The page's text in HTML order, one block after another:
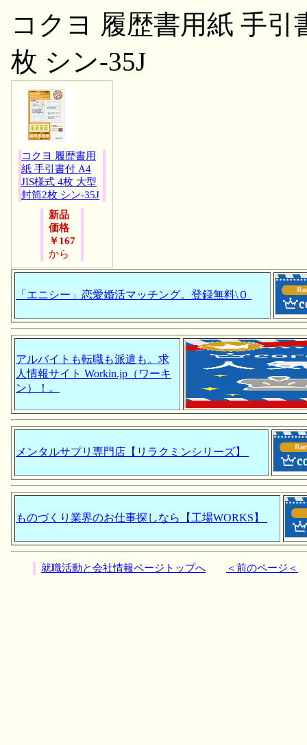
コクヨ 履歴書用紙 手引
枚 シン-35J
コクヨ 履歴書用
紙 手引書付 A4
JIS様式 4枚 大型
封筒2枚 シン-35J
新品
価格
￥167
から
「エニシー」恋愛婚活マッチング。登録無料\０
アルバイトも転職も派遣も。求
人情報サイト Workin.jp（ワーキ
ン）！。
メンタルサプリ専門店【リラクミンシリーズ】
ものづくり業界のお仕事探しなら【工場WORKS】
就職活動と会社情報ページトップへ ＜前のページ＜